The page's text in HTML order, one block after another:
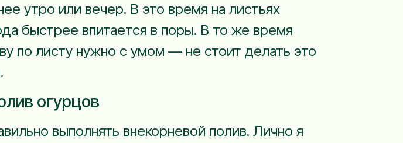
утро или вечер. В это время на листьях
быстрее впитается в поры. В то же время
по листу нужно с умом — не стоит делать это
огурцов
выполнять внекорневой полив. Лично я